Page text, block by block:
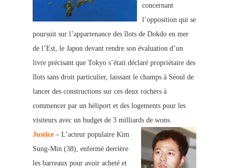
concernant
l’opposition qui se
poursuit sur l’appartenance des îlots de Dokdo en mer
de l’Est, le Japon devant rendre son évaluation d’un
livre précisant que Tokyo s’était déclaré propriétaire des
îlots sans droit particulier, laissant le champs à Séoul de
lancer des constructions sur ces deux rochers à
commencer par un héliport et des logements pour les
visiteurs avec un budget de 3 milliards de wons.
Justice – L’acteur populaire Kim
Sung-Min (38), enfermé derrière
les barreaux pour avoir acheté et